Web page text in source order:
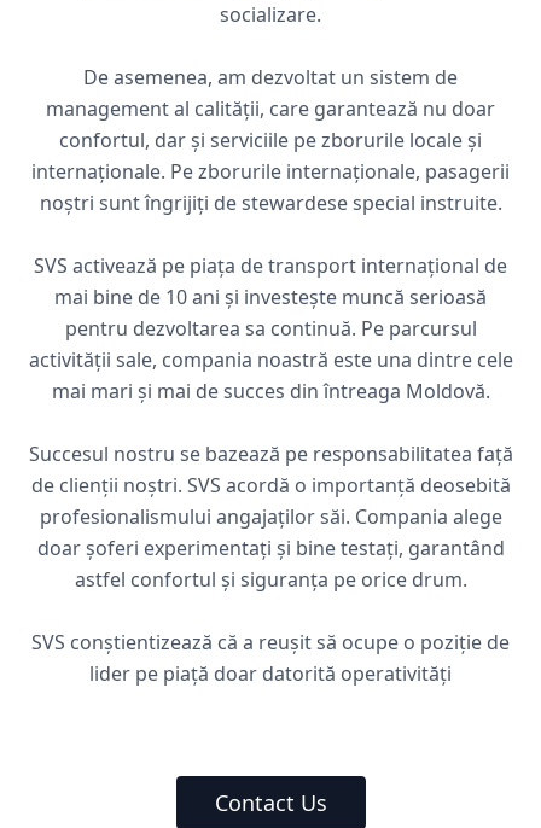
socializare.
De asemenea, am dezvoltat un sistem de
management al calității, care garantează nu doar
confortul, dar și serviciile pe zborurile locale și
internaționale. Pe zborurile internaționale, pasagerii
noștri sunt îngrijiți de stewardese special instruite.
SVS activează pe piața de transport internațional de
mai bine de 10 ani și investește muncă serioasă
pentru dezvoltarea sa continuă. Pe parcursul
activității sale, compania noastră este una dintre cele
mai mari și mai de succes din întreaga Moldovă.
Succesul nostru se bazează pe responsabilitatea față
de clienții noștri. SVS acordă o importanță deosebită
profesionalismului angajaților săi. Compania alege
doar șoferi experimentați și bine testați, garantând
astfel confortul și siguranța pe orice drum.
SVS conștientizează că a reușit să ocupe o poziție de
lider pe piață doar datorită operativități
Contact Us